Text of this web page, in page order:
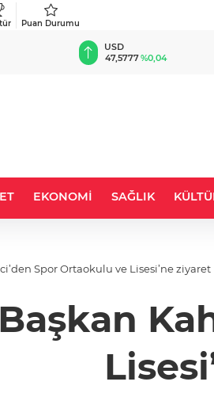
Puan Durumu
EUR
55,0952%0,21
EKONOMİ SAĞLIK
Spor Ortaokulu ve Lisesi’ne ziyaret